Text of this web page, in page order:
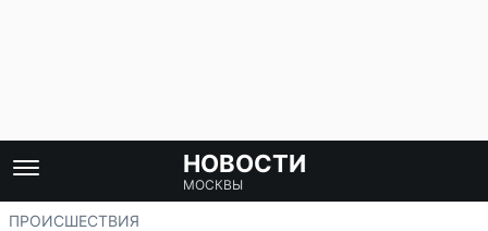
НОВОСТИ
МОСКВЫ
ПРОИСШЕСТВИЯ